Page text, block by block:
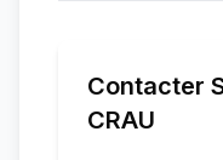
Contacter
CRAU